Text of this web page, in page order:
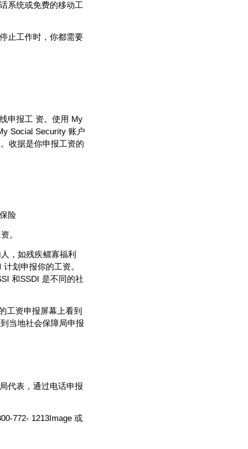
系统或免费的移动工
止工作时，你都需要
申报工 资。使用 My
Social Security 账户
收据是你申报工资的
险
。
，如残疾鳏寡福利
划申报你的工资。
和SSDI 是不同的社
工资申报屏幕上看到
当地社会保障局申报
代表，通过电话申报
772- 1213Image 或